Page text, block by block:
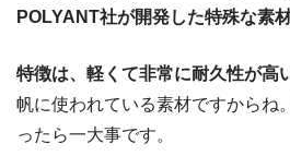
POLYANT社が開発した特殊な素
特徴は、軽くて非常に耐久性が高
帆に使われている素材ですからね
ったら一大事です。